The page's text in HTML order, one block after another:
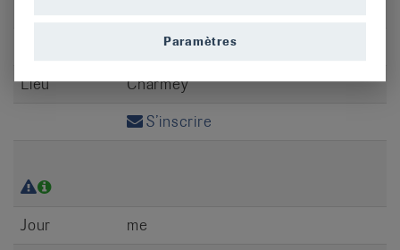
Lieu
Charmey
S’inscrire
Jour
me
Paramètres